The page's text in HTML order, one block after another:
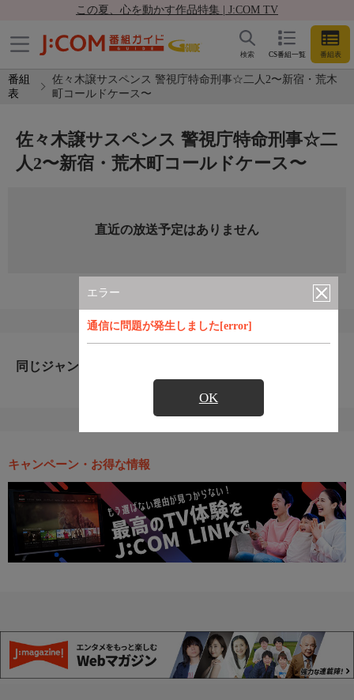
この夏、心を動かす作品特集 | J:COM TV
CS番組一覧 番組表
検索
番組
表
佐々木譲サスペンス 警視庁特命刑事☆二人2〜新宿・荒木
町コールドケース〜
エラー
通信に問題が発生しました[error]
OK
佐々木譲サスペンス 警視庁特命刑事☆二
人2〜新宿・荒木町コールドケース〜
直近の放送予定はありません
同じジャンルのおすすめ番組
キャンペーン・お得な情報